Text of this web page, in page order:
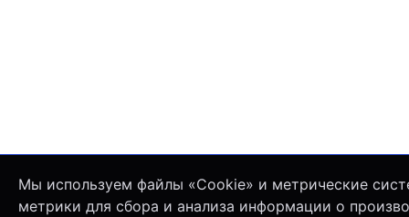
Мы используем файлы «Cookie» и метрические
метрики для сбора и анализа информации о